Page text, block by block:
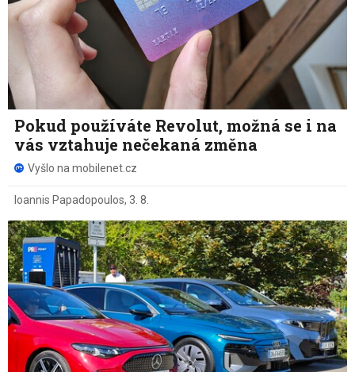
Pokud používáte Revolut, možná se i na
vás vztahuje nečekaná změna
Vyšlo na mobilenet.cz
Ioannis Papadopoulos, 3. 8.